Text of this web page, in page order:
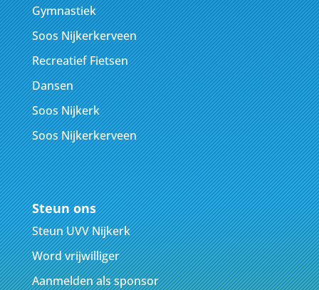
Gymnastiek
Soos Nijkerkerveen
Recreatief Fietsen
Dansen
Soos Nijkerk
Soos Nijkerkerveen
Steun ons
Steun UVV Nijkerk
Word vrijwilliger
Aanmelden als sponsor